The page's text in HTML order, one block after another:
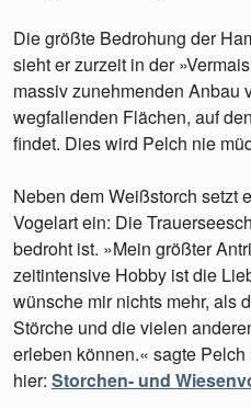
Die größte Bedrohung der
sieht er zurzeit in der
massiv zunehmenden Anbau
wegfallenden Flächen, auf
findet. Dies wird Pelch nie
Neben dem Weißstorch setzt
Vogelart ein: Die
bedroht ist. »Mein größter
zeitintensive Hobby ist die
wünsche mir nichts mehr, als
Störche und die vielen
erleben können.« sagte
hier: Storchen- und